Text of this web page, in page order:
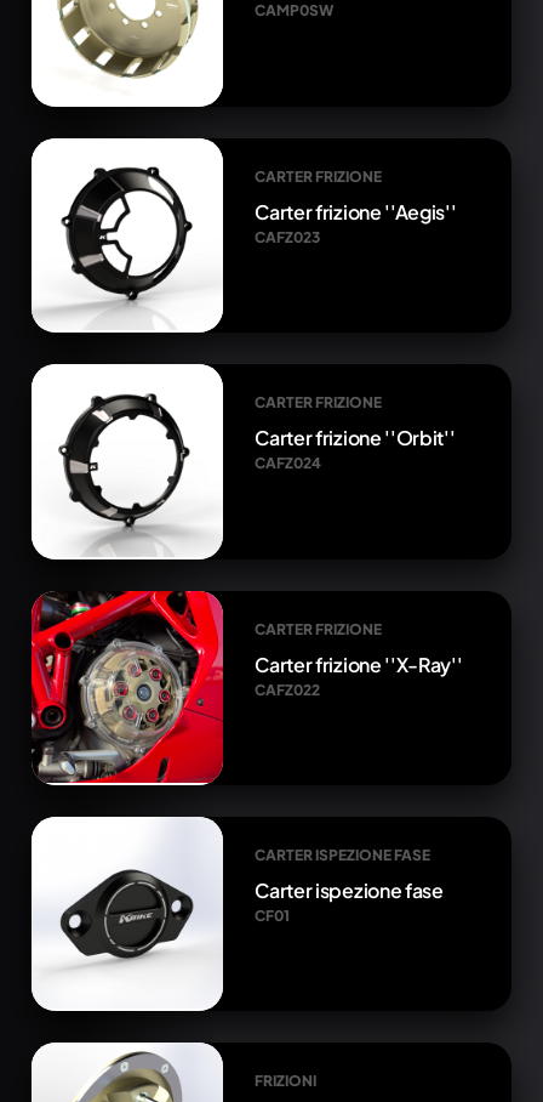
CAMP0SW
CARTER FRIZIONE
Carter frizione ''Aegis''
CAFZ023
CARTER FRIZIONE
Carter frizione ''Orbit''
CAFZ024
CARTER FRIZIONE
Carter frizione ''X-Ray''
CAFZ022
CARTER ISPEZIONE FASE
Carter ispezione fase
CF01
FRIZIONI